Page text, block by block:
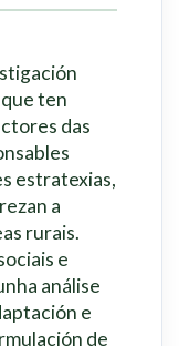
ten
das
estratexias,
a
rurais.
e
análise
e
de